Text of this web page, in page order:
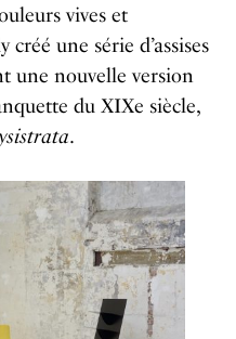
vives et
une série d’assises
une nouvelle version
du XIXe siècle,
.